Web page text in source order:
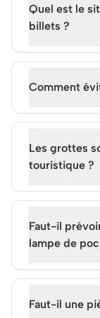
Quel est le
billets ?
Comment
Les grottes
touristique ?
Faut-il
lampe de
Faut-il une